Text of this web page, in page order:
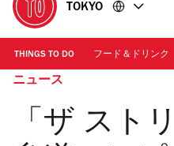
移
動
動
TOKYO
THINGS TO DO フード＆ドリンク
ニュース
「ザ スト